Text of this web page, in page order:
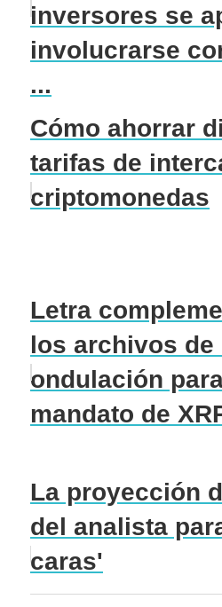
inversores se
involucrarse
...
Cómo ahorrar
tarifas de
criptomonedas
Letra
los archivos de
ondulación
mandato de
La proyección
del analista
caras'